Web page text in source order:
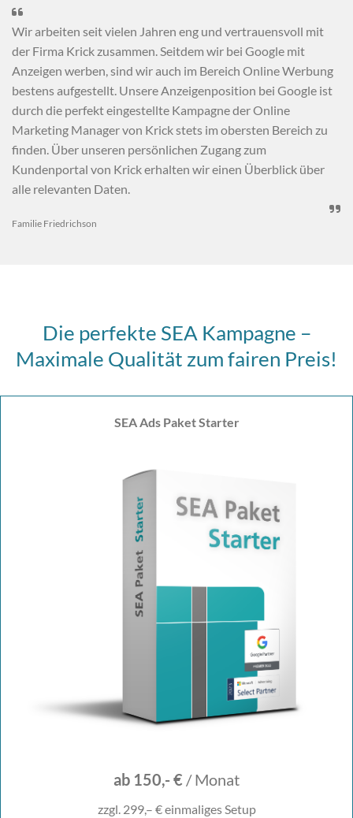

Wir arbeiten seit vielen Jahren eng und vertrauensvoll mit
der Firma Krick zusammen. Seitdem wir bei Google mit
Anzeigen werben, sind wir auch im Bereich Online Werbung
bestens aufgestellt. Unsere Anzeigenposition bei Google ist
durch die perfekt eingestellte Kampagne der Online
Marketing Manager von Krick stets im obersten Bereich zu
finden. Über unseren persönlichen Zugang zum
Kundenportal von Krick erhalten wir einen Überblick über
alle relevanten Daten.

Familie Friedrichson
Die perfekte SEA Kampagne –
Maximale Qualität zum fairen Preis!
SEA Ads Paket Starter
ab 150,- € / Monat
zzgl. 299,– € einmaliges Setup